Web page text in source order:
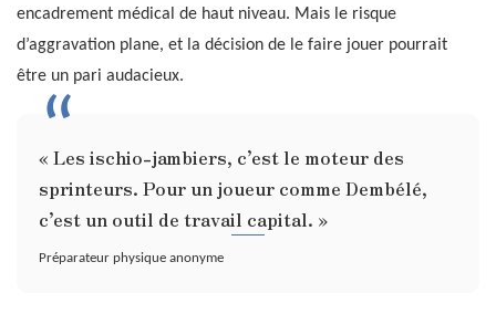
encadrement médical de haut niveau. Mais le risque
d’aggravation plane, et la décision de le faire jouer pourrait
être un pari audacieux.
« Les ischio-jambiers, c’est le moteur des
sprinteurs. Pour un joueur comme Dembélé,
c’est un outil de travail capital. »
Préparateur physique anonyme